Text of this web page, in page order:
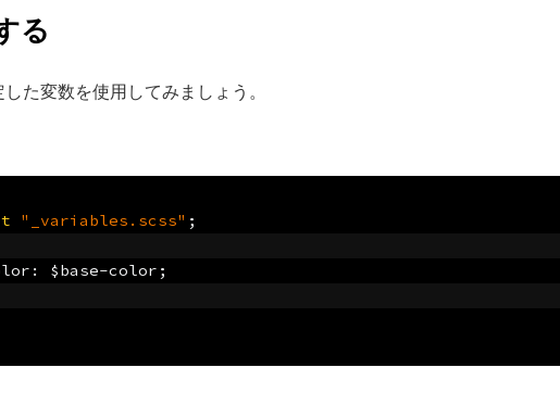
る
た変数を使用してみましょう。
"_variables.scss" ;
: $base-color ;